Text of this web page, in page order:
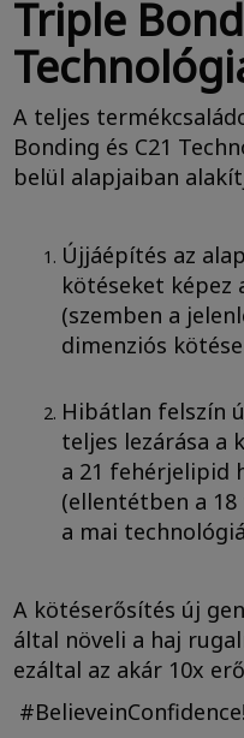
Triple
A teljes
Bonding és C21
belül alapjaiban
Újjáépítés az
kötéseket képez
(szemben a
dimenziós
Hibátlan felszín
teljes lezárása a
a 21 fehérjelipid
(ellentétben a
a mai
A kötéserősítés új
által növeli a haj
ezáltal az akár 10x
#BelieveinConfidence!